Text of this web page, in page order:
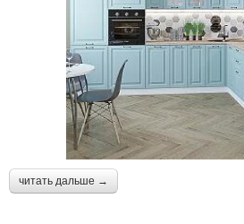
читать дальше →